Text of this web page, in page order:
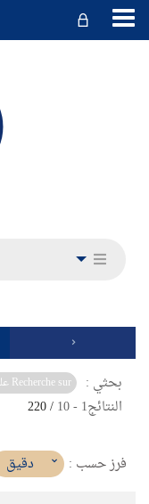
بحثي : Recherche sur عليسة للنشر،. تونس
النتائج1
-
10
/ 220
فرز حسب : (imediat
تأثير)
دقيق